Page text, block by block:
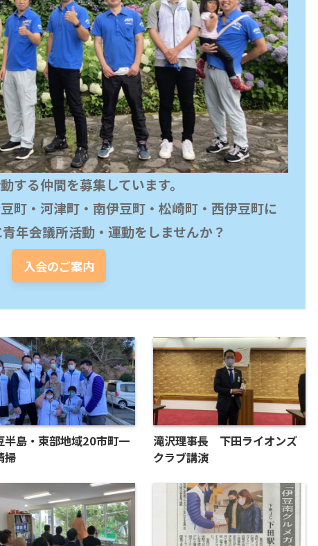
する仲間を募集しています。
町・河津町・南伊豆町・松崎町・西伊豆町に
年会議所活動・運動をしませんか？
入会のご案内
半島・東部地域20市町一
掃
滝沢理事長 下田ライオンズ
クラブ講演